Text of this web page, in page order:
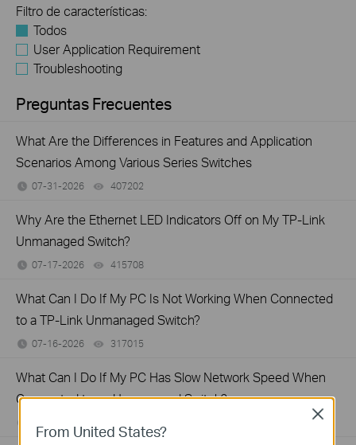
Filtro de características:
Todos
User Application Requirement
Troubleshooting
Preguntas Frecuentes
What Are the Differences in Features and Application
Scenarios Among Various Series Switches
07-31-2026 407202
Why Are the Ethernet LED Indicators Off on My TP-Link
Unmanaged Switch?
07-17-2026 415708
What Can I Do If My PC Is Not Working When Connected
to a TP-Link Unmanaged Switch?
07-16-2026 317015
What Can I Do If My PC Has Slow Network Speed When
Connected to an Unmanaged Switch?
From United States?
Close